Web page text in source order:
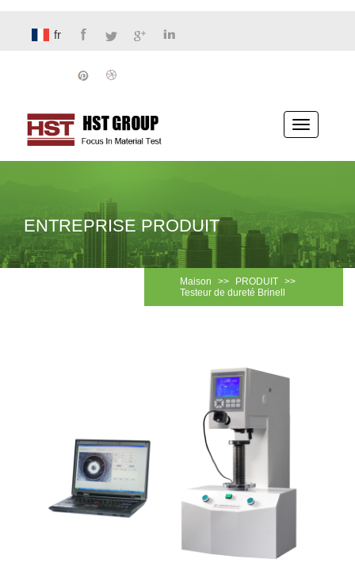
fr
Basculer
la
ENTREPRISE PRODUIT
Maison >> PRODUIT >>
Testeur de dureté Brinell